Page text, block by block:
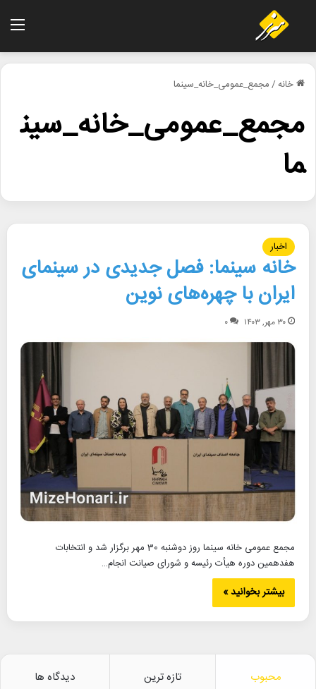
خانه/مجمع_عمومی_خانه_سینما
مجمع_عمومی_خانه_سین
ما
اخبار
خانه سینما: فصل جدیدی در سینمای
ایران با چهره‌های نوین
۳۰ مهر, ۱۴۰۳ ۰
مجمع عمومی خانه سینما روز دوشنبه 30 مهر برگزار شد و انتخابات
هفدهمین دوره هیأت رئیسه و شورای صیانت انجام…
بیشتر بخوانید »
محبوب تازه ترین دیدگاه ها